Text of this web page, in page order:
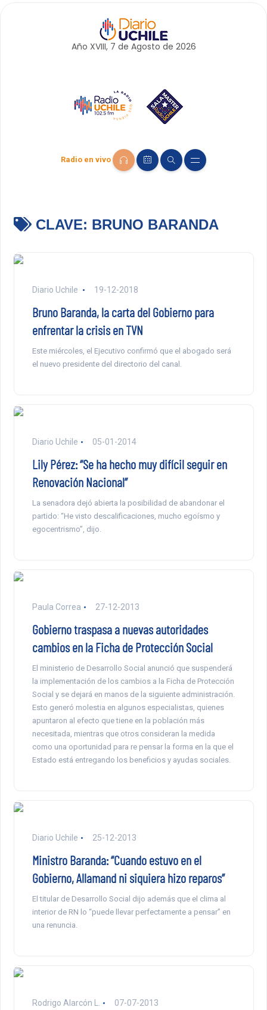
Año XVIII, 7 de Agosto de 2026
Radio en vivo
CLAVE: BRUNO BARANDA
Diario Uchile 19-12-2018
Bruno Baranda, la carta del Gobierno para
enfrentar la crisis en TVN
Este miércoles, el Ejecutivo confirmó que el abogado será
el nuevo presidente del directorio del canal.
Diario Uchile 05-01-2014
Lily Pérez: “Se ha hecho muy difícil seguir en
Renovación Nacional”
La senadora dejó abierta la posibilidad de abandonar el
partido: “He visto descalificaciones, mucho egoísmo y
egocentrismo”, dijo.
Paula Correa 27-12-2013
Gobierno traspasa a nuevas autoridades
cambios en la Ficha de Protección Social
El ministerio de Desarrollo Social anunció que suspenderá
la implementación de los cambios a la Ficha de Protección
Social y se dejará en manos de la siguiente administración.
Esto generó molestia en algunos especialistas, quienes
apuntaron al efecto que tiene en la población más
necesitada, mientras que otros consideran la medida
como una oportunidad para re pensar la forma en la que el
Estado está entregando los beneficios y ayudas sociales.
Diario Uchile 25-12-2013
Ministro Baranda: “Cuando estuvo en el
Gobierno, Allamand ni siquiera hizo reparos”
El titular de Desarrollo Social dijo además que el clima al
interior de RN lo “puede llevar perfectamente a pensar” en
una renuncia.
Rodrigo Alarcón L. 07-07-2013